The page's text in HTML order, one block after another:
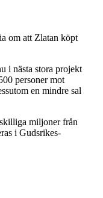
om att Zlatan köpt
i nästa stora projekt
personer mot
en mindre sal
miljoner från
i Gudsrikes-